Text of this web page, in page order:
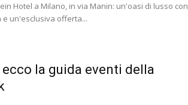
Hotel a Milano, in via Manin: un'oasi di lusso con
e un'esclusiva offerta...
ecco la guida eventi della